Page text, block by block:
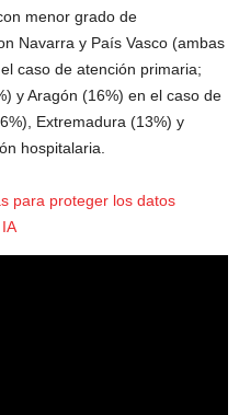
menor grado de
Navarra y País Vasco (ambas
caso de atención primaria;
y Aragón (16%) en el caso de
Extremadura (13%) y
hospitalaria.
para proteger los datos